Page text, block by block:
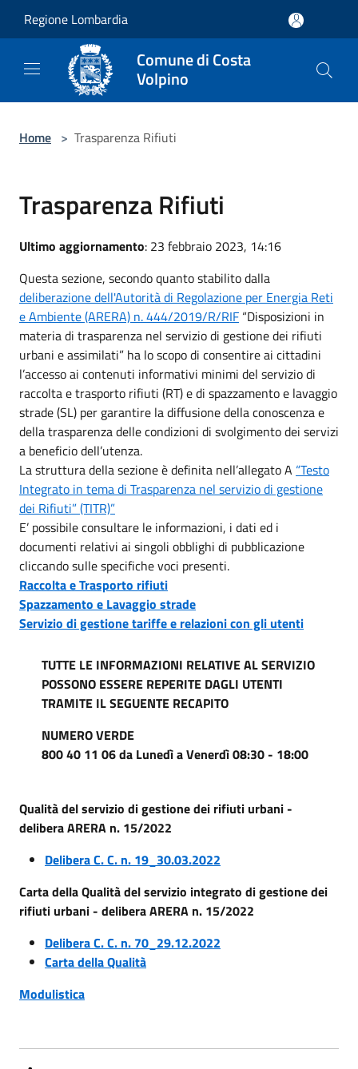
Regione Lombardia
Comune di Costa
Volpino
Home > Trasparenza Rifiuti
Trasparenza Rifiuti
Ultimo aggiornamento: 23 febbraio 2023, 14:16
Questa sezione, secondo quanto stabilito dalla
deliberazione dell'Autorità di Regolazione per Energia Reti
e Ambiente (ARERA) n. 444/2019/R/RIF “Disposizioni in
materia di trasparenza nel servizio di gestione dei rifiuti
urbani e assimilati” ha lo scopo di consentire ai cittadini
l’accesso ai contenuti informativi minimi del servizio di
raccolta e trasporto rifiuti (RT) e di spazzamento e lavaggio
strade (SL) per garantire la diffusione della conoscenza e
della trasparenza delle condizioni di svolgimento dei servizi
a beneficio dell’utenza.
La struttura della sezione è definita nell’allegato A “Testo
Integrato in tema di Trasparenza nel servizio di gestione
dei Rifiuti” (TITR)”
E’ possibile consultare le informazioni, i dati ed i
documenti relativi ai singoli obblighi di pubblicazione
cliccando sulle specifiche voci presenti.
Raccolta e Trasporto rifiuti
Spazzamento e Lavaggio strade
Servizio di gestione tariffe e relazioni con gli utenti
TUTTE LE INFORMAZIONI RELATIVE AL SERVIZIO
POSSONO ESSERE REPERITE DAGLI UTENTI
TRAMITE IL SEGUENTE RECAPITO
NUMERO VERDE
800 40 11 06 da Lunedì a Venerdì 08:30 - 18:00
Qualità del servizio di gestione dei rifiuti urbani -
delibera ARERA n. 15/2022
Delibera C. C. n. 19_30.03.2022
Carta della Qualità del servizio integrato di gestione dei
rifiuti urbani - delibera ARERA n. 15/2022
Delibera C. C. n. 70_29.12.2022
Carta della Qualità
Modulistica